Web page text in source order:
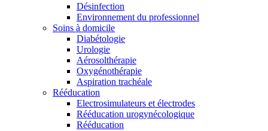
Désinfection
Environnement du professionnel
Soins à domicile
Diabétologie
Urologie
Aérosolthérapie
Oxygénothérapie
Aspiration trachéale
Rééducation
Electrosimulateurs et électrodes
Rééducation urogynécologique
Rééducation